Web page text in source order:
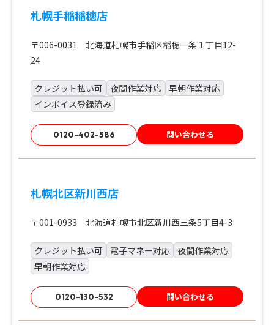
札幌手稲稲穂店
〒006-0031 北海道札幌市手稲区稲穂一条１丁目12-
24
クレジット払い可 夜間作業対応 早朝作業対応
インボイス登録済み
0120-402-586 問い合わせる
札幌北区新川西店
〒001-0933 北海道札幌市北区新川西三条5丁目4-3
クレジット払い可 電子マネー対応
夜間作業対応
早朝作業対応
0120-130-532 問い合わせる